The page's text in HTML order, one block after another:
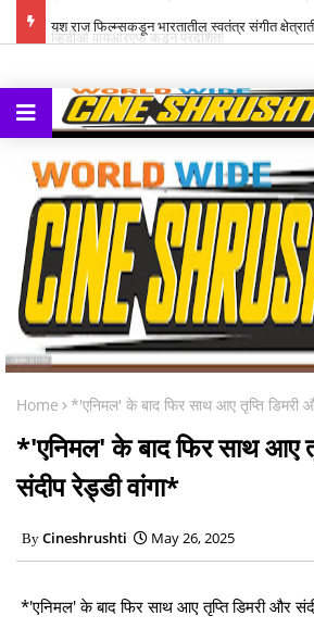
यश राज फिल्म्सकडून भारतातील स्वतंत्र संगीत
Home *'एनिमल' के बाद फिर साथ आए तृप्ति डिमरी
*'एनिमल' के बाद फिर साथ आए
संदीप रेड्डी वांगा*
Cineshrushti May 26, 2025
*'एनिमल' के बाद फिर साथ आए तृप्ति डिमरी और